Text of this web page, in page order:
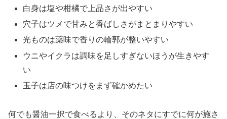
白身は塩や柑橘で上品さが出やすい
穴子はツメで甘みと香ばしさがまとまりやすい
光ものは薬味で香りの輪郭が整いやすい
ウニやイクラは調味を足しすぎないほうが生きやす
い
玉子は店の味つけをまず確かめたい
何でも醤油一択で食べるより、そのネタにすでに何が施さ